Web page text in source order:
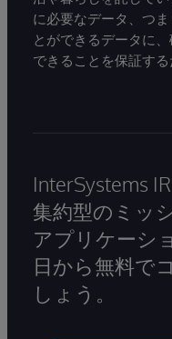
に必要なデータ、つ
とができるデータに
できることを保証する
InterSystems
集約型のミッ
アプリケーシ
日から無料で
しょう。